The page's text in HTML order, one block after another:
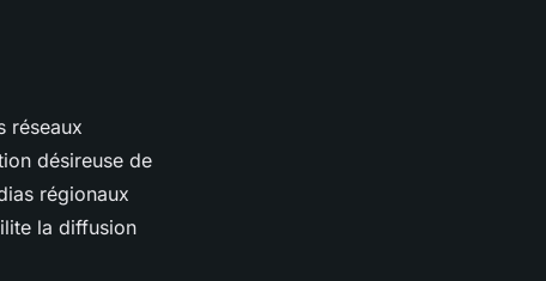
réseaux
désireuse de
régionaux
la diffusion